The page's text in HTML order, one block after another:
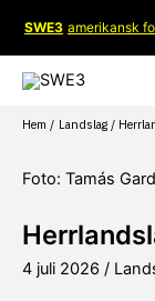
innehåll
SWE3 amerikansk
Hem Landslag
Foto: Tamás
4 juli 2026 /